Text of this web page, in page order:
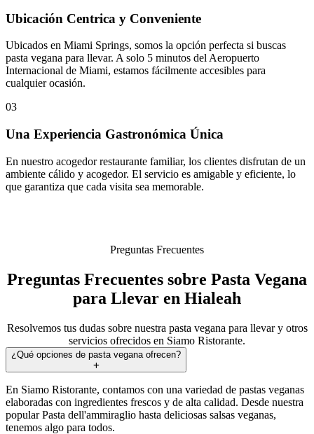
Ubicación Centrica y Conveniente
Ubicados en Miami Springs, somos la opción perfecta si buscas
pasta vegana para llevar. A solo 5 minutos del Aeropuerto
Internacional de Miami, estamos fácilmente accesibles para
cualquier ocasión.
03
Una Experiencia Gastronómica Única
En nuestro acogedor restaurante familiar, los clientes disfrutan de un
ambiente cálido y acogedor. El servicio es amigable y eficiente, lo
que garantiza que cada visita sea memorable.
Preguntas Frecuentes
Preguntas Frecuentes sobre Pasta Vegana
para Llevar en Hialeah
Resolvemos tus dudas sobre nuestra pasta vegana para llevar y otros
servicios ofrecidos en Siamo Ristorante.
¿Qué opciones de pasta vegana ofrecen?
En Siamo Ristorante, contamos con una variedad de pastas veganas
elaboradas con ingredientes frescos y de alta calidad. Desde nuestra
popular Pasta dell'ammiraglio hasta deliciosas salsas veganas,
tenemos algo para todos.